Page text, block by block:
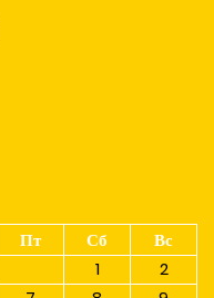
Пт Сб
Вс
1
2